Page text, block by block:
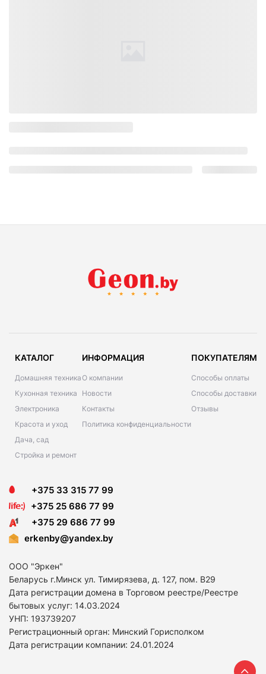
КАТАЛОГ
Домашняя техника
Кухонная техника
Электроника
Красота и уход
Дача, сад
Стройка и ремонт
ИНФОРМАЦИЯ
О компании
Новости
Контакты
Политика конфиденциальности
ПОКУПАТЕЛЯМ
Способы оплаты
Способы доставки
Отзывы
+375 33 315 77 99
+375 25 686 77 99
+375 29 686 77 99
erkenby@yandex.by
ООО "Эркен"
Беларусь г.Минск ул. Тимирязева, д. 127, пом. В29
Дата регистрации домена в Торговом реестре/Реестре
бытовых услуг: 14.03.2024
УНП: 193739207
Регистрационный орган: Минский Горисполком
Дата регистрации компании: 24.01.2024